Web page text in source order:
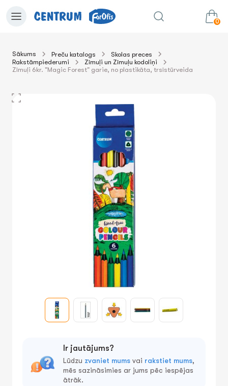
0
uz grozu Summa: 0.00€
Sākums Preču katalogs
Skolas preces
Rakstāmpiederumi
Zīmuļi un Zīmuļu kodoliņi
Zīmuļi 6kr. "Magic Forest" garie, no plastikāta, trsīstūrveida
Ir jautājums?
Lūdzu zvaniet mums vai rakstiet mums,
mēs sazināsimies ar jums pēc iespējas
ātrāk.